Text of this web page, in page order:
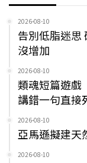
2026-08-10
告別低脂迷思
沒增加
2026-08-10
類魂短篇遊戲
講錯一句直接
2026-08-10
亞馬遜擬建天
2026-08-10